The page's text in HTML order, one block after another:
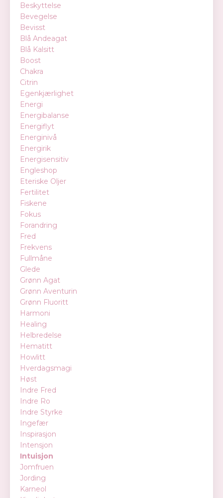
Beskyttelse
Bevegelse
Bevisst
Blå Andeagat
Blå Kalsitt
Boost
Chakra
Citrin
Egenkjærlighet
Energi
Energibalanse
Energiflyt
Energinivå
Energirik
Energisensitiv
Engleshop
Eteriske Oljer
Fertilitet
Fiskene
Fokus
Forandring
Fred
Frekvens
Fullmåne
Glede
Grønn Agat
Grønn Aventurin
Grønn Fluoritt
Harmoni
Healing
Helbredelse
Hematitt
Howlitt
Hverdagsmagi
Høst
Indre Fred
Indre Ro
Indre Styrke
Ingefær
Inspirasjon
Intensjon
Intuisjon
Jomfruen
Jording
Karneol